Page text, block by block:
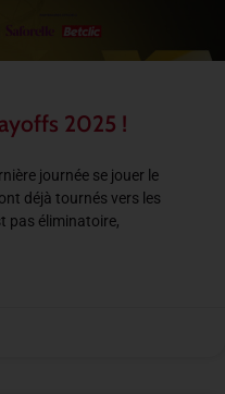
2025 !
journée se jouer le
déjà tournés vers les
pas éliminatoire,